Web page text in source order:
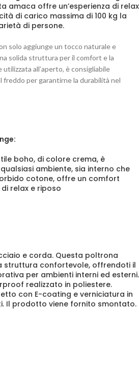
amaca offre un’esperienza di relax
di carico massima di 100 kg la
di persone.
solo aggiunge un tocco naturale e
solida struttura per il comfort e la
utilizzata all’aperto, è consigliabile
freddo per garantirne la durabilità nel
boho, di colore crema, è
ambiente, sia interno che
cotone, offre un comfort
relax e riposo
e corda. Questa poltrona
struttura confortevole, offrendoti il
per ambienti interni ed esterni.
realizzato in poliestere.
con E-coating e verniciatura in
Il prodotto viene fornito smontato.